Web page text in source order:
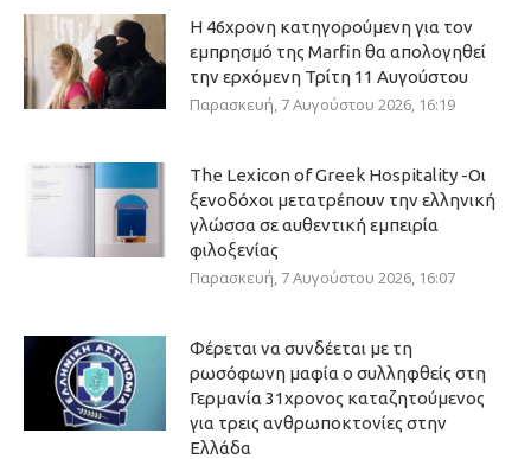
Η 46χρονη κατηγορούμενη για τον
εμπρησμό της Marfin θα απολογηθεί
την ερχόμενη Τρίτη 11 Αυγούστου
Παρασκευή, 7 Αυγούστου 2026, 16:19
The Lexicon of Greek Hospitality -Οι
ξενοδόχοι μετατρέπουν την ελληνική
γλώσσα σε αυθεντική εμπειρία
φιλοξενίας
Παρασκευή, 7 Αυγούστου 2026, 16:07
Φέρεται να συνδέεται με τη
ρωσόφωνη μαφία ο συλληφθείς στη
Γερμανία 31χρονος καταζητούμενος
για τρεις ανθρωποκτονίες στην
Ελλάδα